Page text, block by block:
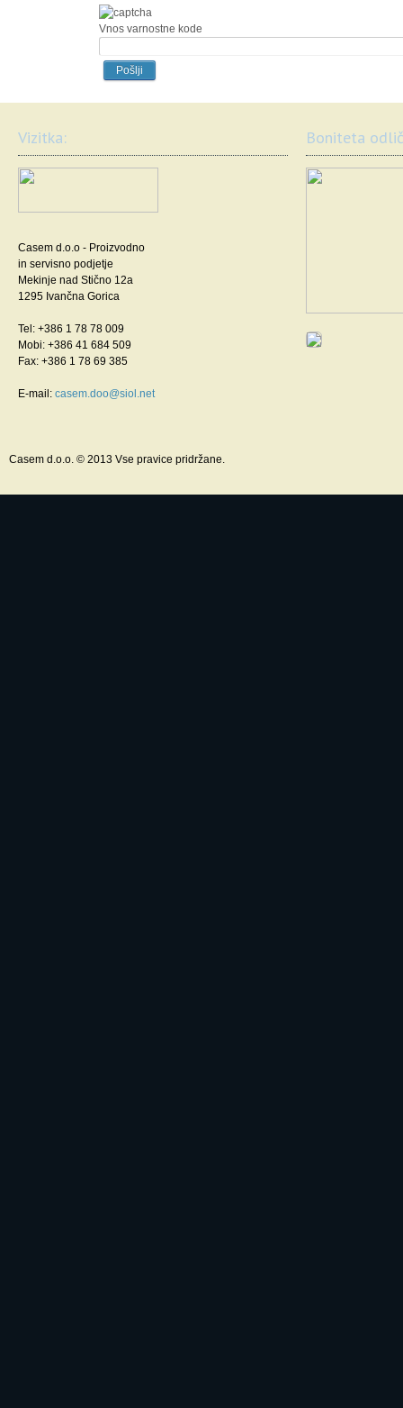
Vnos varnostne kode
Vizitka:
Casem d.o.o - Proizvodno
in servisno podjetje
Mekinje nad Stično 12a
1295 Ivančna Gorica
Tel: +386 1 78 78 009
Mobi: +386 41 684 509
Fax: +386 1 78 69 385
E-mail: casem.doo@siol.net
Boniteta
Casem d.o.o. © 2013 Vse pravice pridržane.